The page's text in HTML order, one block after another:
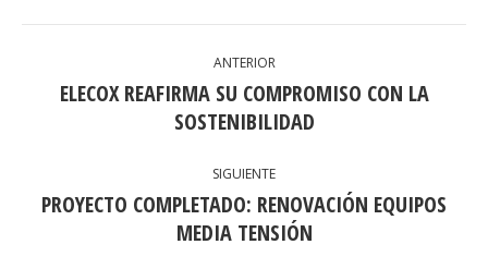
ENTRE
PUBLICACIONES
ANTERIOR
Publicación
anterior:
ELECOX REAFIRMA SU COMPROMISO CON LA
SOSTENIBILIDAD
SIGUIENTE
Publicación
siguiente:
PROYECTO COMPLETADO: RENOVACIÓN EQUIPOS
MEDIA TENSIÓN